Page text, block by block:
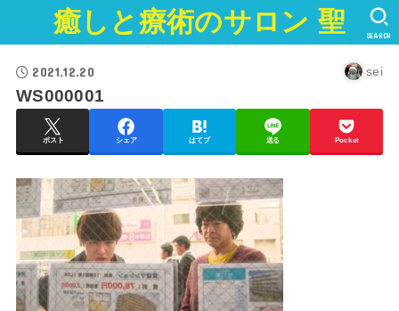
癒しと療術のサロン 聖 SEARCH
2021.12.20 sei
WS000001
ポスト シェア はてブ 送る Pocket